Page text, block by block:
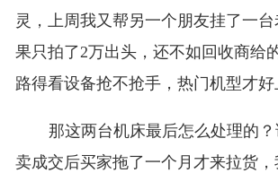
灵，上周我又帮另一个朋友挂了一
果只拍了2万出头，还不如回收商给
路得看设备抢不抢手，热门机型才好
那这两台机床最后怎么处理的
卖成交后买家拖了一个月才来拉货